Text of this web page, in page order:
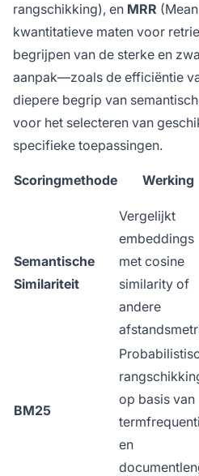
rangschikking), en MRR
kwantitatieve maten voor
begrijpen van de sterke en
aanpak—zoals de efficiëntie
diepere begrip van
voor het selecteren van
specifieke toepassingen.
Scoringmethode Werking
Semantische
Similariteit
Vergelijkt
embeddings
met cosine
similarity of
andere
BM25
op basis van
en